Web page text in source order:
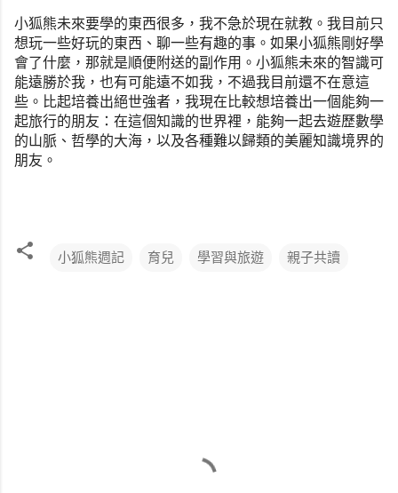
小狐熊未來要學的東西很多，我不急於現在就教。 我目前只
想玩一些好玩的東西、聊一些有趣的事。 如果小狐熊剛好學
會了什麼，那就是順便附送的副作用。 小狐熊未來的智識可
能遠勝於我，也有可能遠不如我， 不過我目前還不在意這
些。比起培養出絕世強者， 我現在比較想培養出一個能夠一
起旅行的朋友： 在這個知識的世界裡，能夠一起去遊歷數學
的山脈、哲學的大海， 以及各種難以歸類的美麗知識境界的
朋友。
小狐熊週記 育兒 學習與旅遊 親子共讀